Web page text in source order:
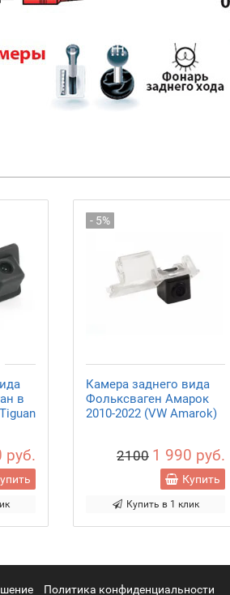
в
руб.
- 5%
Камера заднего вида
Фольксваген Амарок
2010-2022 (VW Amarok)
2100 1 990 руб.
Купить
Купить в 1 клик
Политика конфиденциальности